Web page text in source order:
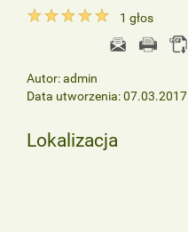
1 głos
Autor: admin
Data utworzenia: 07.03.2017
Lokalizacja